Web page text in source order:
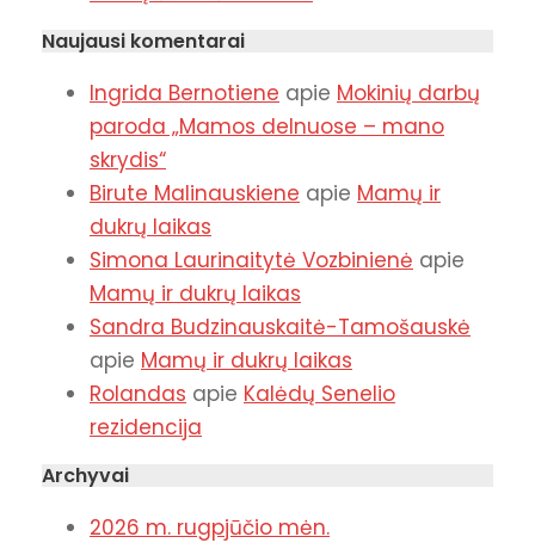
Naujausi komentarai
Ingrida Bernotiene apie Mokinių darbų
paroda „Mamos delnuose – mano
skrydis“
Birute Malinauskiene apie Mamų ir
dukrų laikas
Simona Laurinaitytė Vozbinienė apie
Mamų ir dukrų laikas
Sandra Budzinauskaitė-Tamošauskė
apie Mamų ir dukrų laikas
Rolandas apie Kalėdų Senelio
rezidencija
Archyvai
2026 m. rugpjūčio mėn.